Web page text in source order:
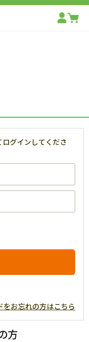
グインしてくださ
をお忘れの方はこちら
方